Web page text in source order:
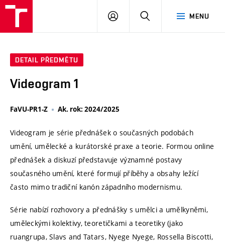
MENU
PŘIHLÁSIT
DETAIL PŘEDMĚTU
Videogram 1
FaVU-PR1-Z Ak. rok: 2024/2025
Videogram je série přednášek o současných podobách
umění, umělecké a kurátorské praxe a teorie. Formou online
přednášek a diskuzí představuje významné postavy
současného umění, které formují příběhy a obsahy ležící
často mimo tradiční kanón západního modernismu.
Série nabízí rozhovory a přednášky s umělci a umělkyněmi,
uměleckými kolektivy, teoretičkami a teoretiky (jako
ruangrupa, Slavs and Tatars, Nyege Nyege, Rossella Biscotti,